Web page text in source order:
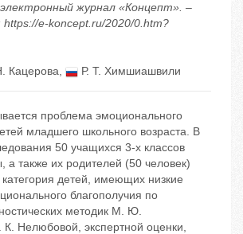
журнал «Концепт». –
https://e-koncept.ru/2020/0.htm?
Кацерова, Р. Т. Химшиашвили
проблема эмоционального
младшего школьного возраста. В
50 учащихся 3-х классов
а также их родителей (50 человек)
детей, имеющих низкие
благополучия по
методик М. Ю.
Нелюбовой, экспертной оценки,